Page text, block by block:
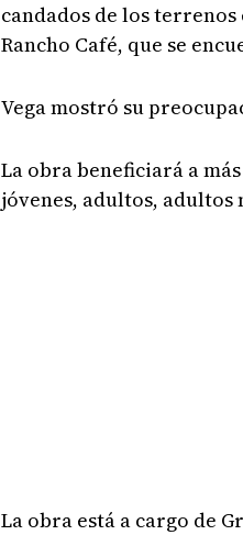
candados de los
Rancho Café, que se
Vega mostró su
La obra beneficiará a
jóvenes, adultos, adultos
La obra está a cargo de